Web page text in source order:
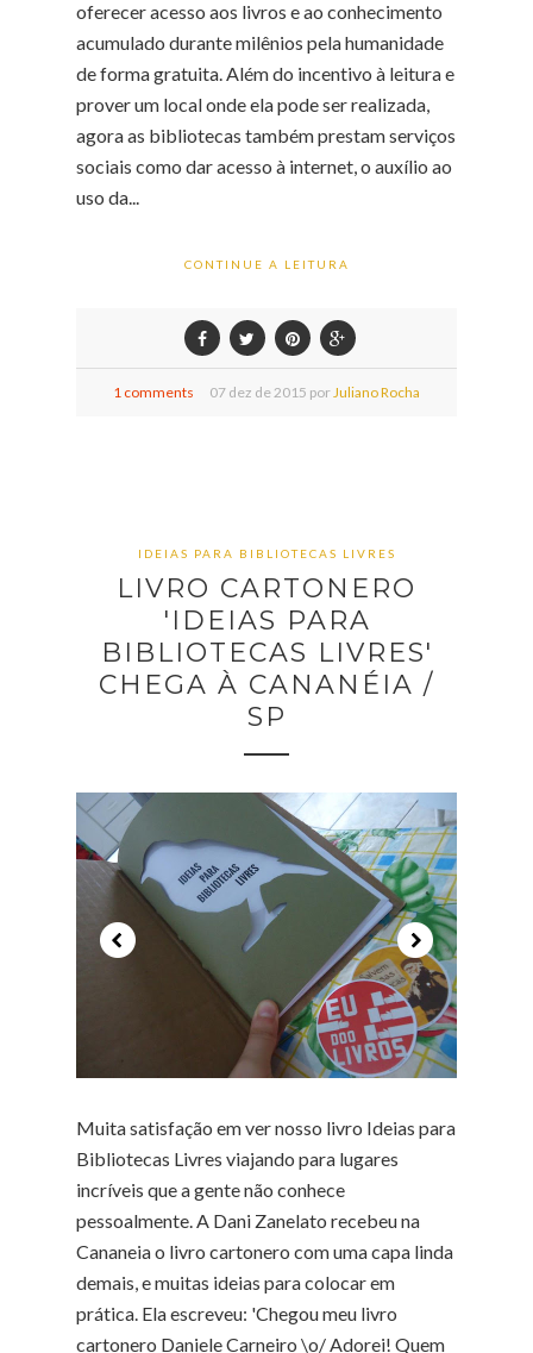
oferecer acesso aos livros e ao conhecimento
acumulado durante milênios pela humanidade
de forma gratuita. Além do incentivo à leitura e
prover um local onde ela pode ser realizada,
agora as bibliotecas também prestam serviços
sociais como dar acesso à internet, o auxílio ao
uso da...
CONTINUE A LEITURA
1 comments 07 dez de2015 porJuliano Rocha
IDEIAS PARA BIBLIOTECAS LIVRES
LIVRO CARTONERO
'IDEIAS PARA
BIBLIOTECAS LIVRES'
CHEGA À CANANÉIA /
SP
Muita satisfação em ver nosso livro Ideias para
Bibliotecas Livres viajando para lugares
incríveis que a gente não conhece
pessoalmente. A Dani Zanelato recebeu na
Cananeia o livro cartonero com uma capa linda
demais, e muitas ideias para colocar em
prática. Ela escreveu: 'Chegou meu livro
cartonero Daniele Carneiro \o/ Adorei! Quem